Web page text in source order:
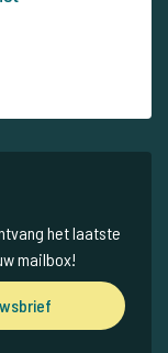
het laatste
mailbox!